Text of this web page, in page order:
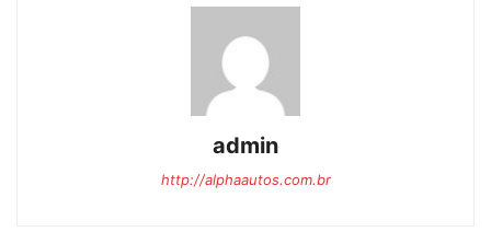
admin
http://alphaautos.com.br